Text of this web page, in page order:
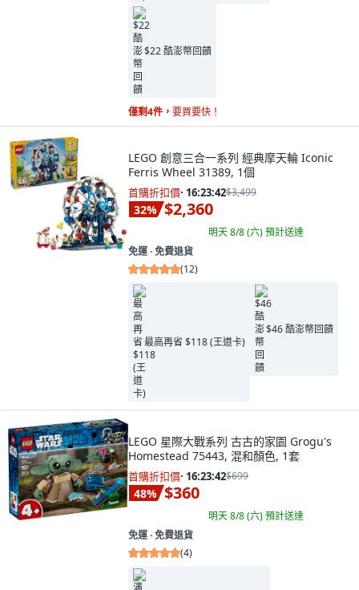
$22 酷澎幣回饋
僅剩4件， 要買要快！
LEGO 創意三合一系列 經典摩天輪 Iconic
Ferris Wheel 31389, 1個
首購折扣價· 16:23:41$3,499
32% $2,360
明天 8/8 (六)預計送達
免運 ∙ 免費退貨
(12)
最高再省 $118 (王道卡)
$46 酷澎幣回饋
LEGO 星際大戰系列 古古的家園 Grogu's
Homestead 75443, 混和顏色, 1套
首購折扣價· 16:23:41$699
48% $360
明天 8/8 (六)預計送達
免運 ∙ 免費退貨
(4)